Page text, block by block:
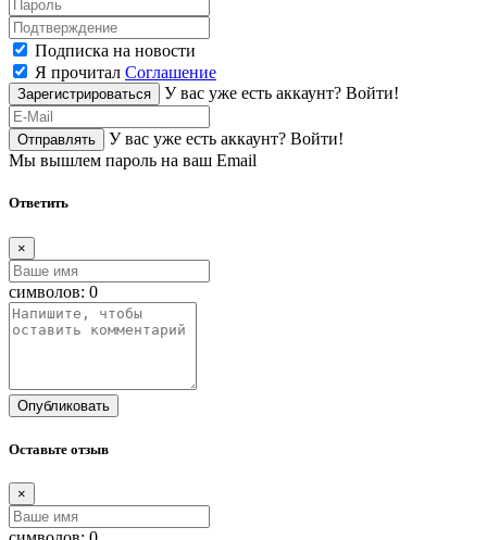
Подписка на новости
Я прочитал Соглашение
Зарегистрироваться У вас уже есть аккаунт? Войти!
Отправлять У вас уже есть аккаунт? Войти!
Мы вышлем пароль на ваш Email
Ответить
×
символов: 0
Опубликовать
Оставьте отзыв
×